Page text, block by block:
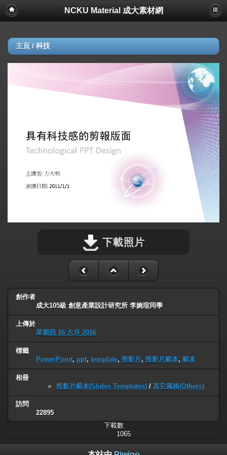
NCKU Material 成大素材網
主頁 / 科技
下載照片
創作者
成大105級 創意產業設計研究所 李婉瑄同學
上傳於
星期四 16 六月 2016
標籤
PowerPoint, ppt, template, 投影片, 投影片範本, 範本
相冊
投影片範本(Slides Templates) / 其它風格(Others)
訪問
22895
下載數
1065